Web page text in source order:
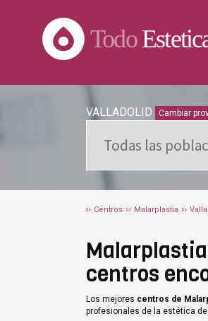
Todo
VALLADOLID Cambiar
Centros Malarplastia
centros
Los mejores centros de
profesionales de la estética